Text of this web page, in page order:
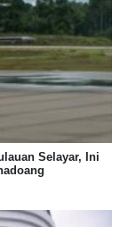
Selayar, Ini